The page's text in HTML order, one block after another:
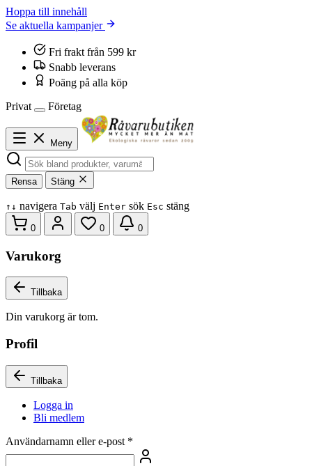
Hoppa till innehåll
Se aktuella kampanjer
Fri frakt från 599 kr
Snabb leverans
Poäng på alla köp
Privat
Företag
Meny
Rensa Stäng
↑ ↓ navigera Tab välj Enter sök Esc stäng
0 0 0
Varukorg
Tillbaka
Din varukorg är tom.
Profil
Tillbaka
Logga in
Bli medlem
Användarnamn eller e-post *